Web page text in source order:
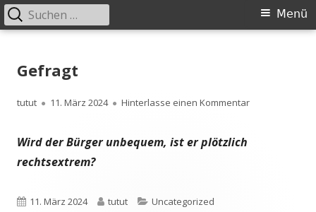
zum
Primäres
Menü
Suchen
nach:
Gefragt
Autor
tutut
Veröffentlicht
11. März 2024 Hinterlasse einen Kommentarzu Gefragt
Wird der Bürger unbequem, ist er plötzlich
rechtsextrem?
Veröffentlicht
11. März 2024 Autor
tutut Kategorien
Uncategorized